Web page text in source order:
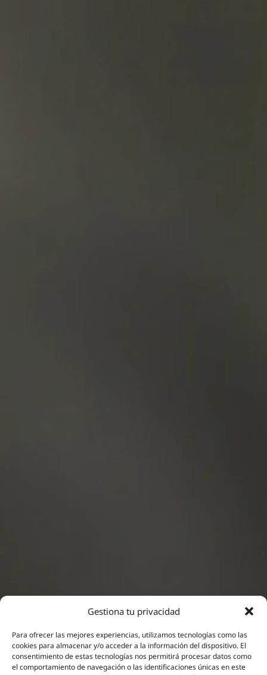
Gestiona tu privacidad
Para ofrecer las mejores experiencias, utilizamos tecnologías como las
cookies para almacenar y/o acceder a la información del dispositivo. El
consentimiento de estas tecnologías nos permitirá procesar datos como
el comportamiento de navegación o las identificaciones únicas en este
Neuromodulación